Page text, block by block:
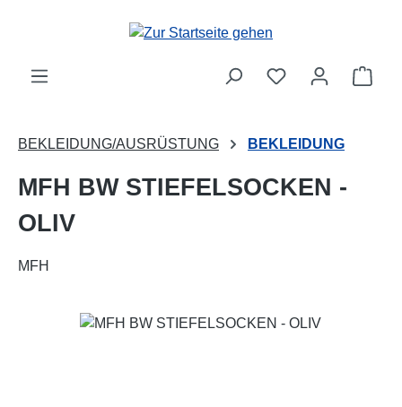
Zum Hauptinhalt springen
BEKLEIDUNG/AUSRÜSTUNG BEKLEIDUNG
MFH BW STIEFELSOCKEN -
OLIV
MFH